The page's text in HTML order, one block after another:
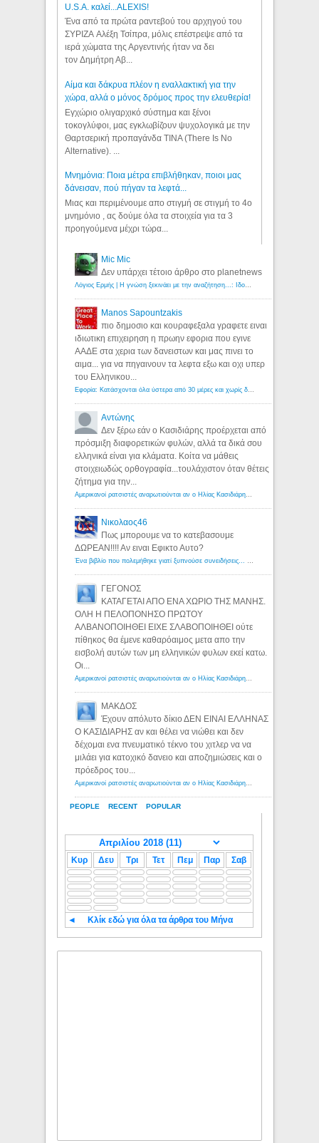
U.S.A. καλεί...ALEXIS!
Ένα από τα πρώτα ραντεβού του αρχηγού του
ΣΥΡΙΖΑ Αλέξη Τσίπρα, μόλις επέστρεψε από τα
ιερά χώματα της Αργεντινής ήταν να δει
τον Δημήτρη Αβ...
Αίμα και δάκρυα πλέον η εναλλακτική για την
χώρα, αλλά ο μόνος δρόμος προς την ελευθερία!
Εγχώριο ολιγαρχικό σύστημα και ξένοι
τοκογλύφοι, μας εγκλωβίζουν ψυχολογικά με την
Θαρτσερική προπαγάνδα TINA (There Is No
Alternative). ...
Μνημόνια: Ποια μέτρα επιβλήθηκαν, ποιοι μας
δάνεισαν, πού πήγαν τα λεφτά...
Μιας και περιμένουμε απο στιγμή σε στιγμή το 4ο
μνημόνιο , ας δούμε όλα τα στοιχεία για τα 3
προηγούμενα μέχρι τώρα...
PEOPLE RECENT POPULAR
Mic Mic
Δεν υπάρχει τέτοιο άρθρο στο planetnews
Λόγιος Ερμής | Η γνώση ξεκινάει με την αναζήτηση...: Ιδού οι 18 που χρωστούν 11 δις ευρώ!
Manos Sapountzakis
πιο δημοσιο και κουραφεξαλα γραφετε ειναι
ιδιωτικη επιχειρηση η πρωην εφορια που εγινε
ΑΑΔΕ στα χερια των δανειστων και μας πινει το
αιμα... για να πηγαινουν τα λεφτα εξω και οχι υπερ
του Ελληνικου...
Εφορία: Κατάσχονται όλα ύστερα από 30 μέρες και χωρίς δικαστικές αποφάσεις - Λόγιος Ερμής
Αντώνης
Δεν ξέρω εάν ο Κασιδιάρης προέρχεται από
πρόσμιξη διαφορετικών φυλών, αλλά τα δικά σου
ελληνικά είναι για κλάματα. Κοίτα να μάθεις
στοιχειωδώς ορθογραφία...τουλάχιστον όταν θέτεις
ζήτημα για την...
Αμερικανοί ρατσιστές αναρωτιούνται αν ο Ηλίας Κασιδιάρης ανήκει στη λευκή φυλή... - Λόγιος Ερμής
Νικολαος46
Πως μπορουμε να το κατεβασουμε
ΔΩΡΕΑΝ!!!! Αν ειναι Εφικτο Αυτο?
Ένα βιβλίο που πολεμήθηκε γιατί ξυπνούσε συνειδήσεις... - Λόγιος Ερμής | Η γνώση ξεκινάει με την αναζήτηση...
ΓΕΓΟΝΟΣ
ΚΑΤΑΓΕΤΑΙ ΑΠΟ ΕΝΑ ΧΩΡΙΟ ΤΗΣ ΜΑΝΗΣ.
ΟΛΗ Η ΠΕΛΟΠΟΝΗΣΟ ΠΡΩΤΟΥ
ΑΛΒΑΝΟΠΟΙΗΘΕΙ ΕΙΧΕ ΣΛΑΒΟΠΟΙΗΘΕΙ ούτε
πίθηκος θα έμενε καθαρόαιμος μετα απο την
εισβολή αυτών των μη ελληνικών φυλων εκεί κατω.
Οι...
Αμερικανοί ρατσιστές αναρωτιούνται αν ο Ηλίας Κασιδιάρης ανήκει στη λευκή φυλή... - Λόγιος Ερμής
ΜΑΚΔΟΣ
Έχουν απόλυτο δίκιο ΔΕΝ ΕΙΝΑΙ ΕΛΛΗΝΑΣ
Ο ΚΑΣΙΔΙΑΡΗΣ αν και θέλει να νιώθει και δεν
δέχομαι ενα πνευματικό τέκνο του χιτλερ να να
μιλάει για κατοχικό δανειο και αποζημιώσεις και ο
πρόεδρος του...
Αμερικανοί ρατσιστές αναρωτιούνται αν ο Ηλίας Κασιδιάρης ανήκει στη λευκή φυλή... - Λόγιος Ερμής
Κυρ Δευ Τρι Τετ Πεμ Παρ Σαβ
◄ Κλίκ εδώ για όλα τα άρθρα του Μήνα